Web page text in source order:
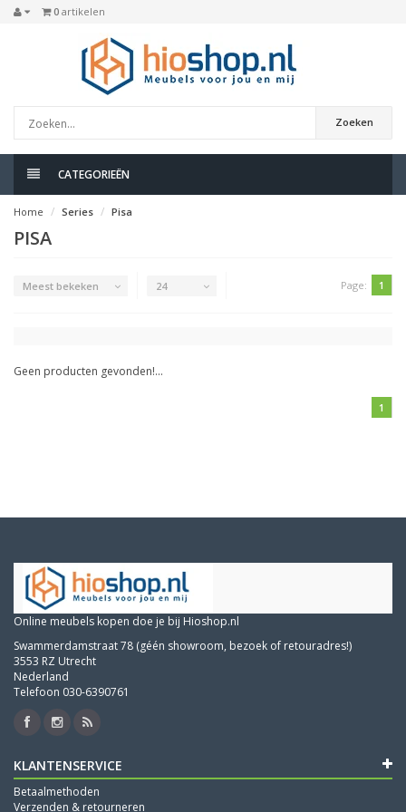
0 artikelen
Zoeken
CATEGORIEËN
Home Series Pisa
PISA
Meest bekeken 24 Page: 1
Geen producten gevonden!...
1
Online meubels kopen doe je bij Hioshop.nl
Swammerdamstraat 78 (géén showroom, bezoek of retouradres!)
3553 RZ Utrecht
Nederland
Telefoon 030-6390761
KLANTENSERVICE
Betaalmethoden
Verzenden & retourneren